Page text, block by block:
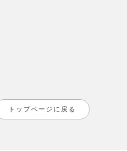
トップページに戻る